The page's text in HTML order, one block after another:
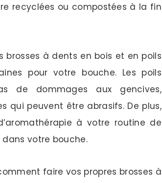
recyclées ou compostées à la fin
brosses à dents en bois et en poils
pour votre bouche. Les poils
de dommages aux gencives,
qui peuvent être abrasifs. De plus,
à votre routine de
votre bouche.
faire vos propres brosses à